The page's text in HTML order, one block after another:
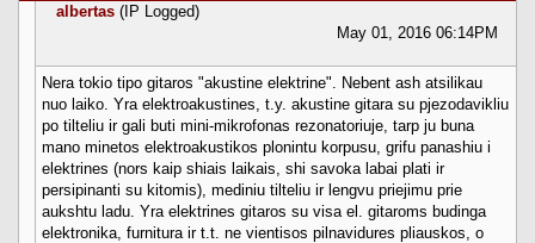
albertas (IP Logged)
May 01, 2016 06:14PM
Nera tokio tipo gitaros "akustine elektrine". Nebent ash atsilikau
nuo laiko. Yra elektroakustines, t.y. akustine gitara su pjezodavikliu
po tilteliu ir gali buti mini-mikrofonas rezonatoriuje, tarp ju buna
mano minetos elektroakustikos plonintu korpusu, grifu panashiu i
elektrines (nors kaip shiais laikais, shi savoka labai plati ir
persipinanti su kitomis), mediniu tilteliu ir lengvu priejimu prie
aukshtu ladu. Yra elektrines gitaros su visa el. gitaroms budinga
elektronika, furnitura ir t.t. ne vientisos pilnavidures pliauskos, o